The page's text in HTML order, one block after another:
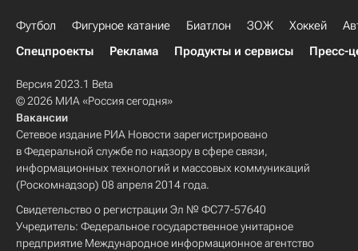
Футбол Фигурное катание Биатлон ЗОЖ Хоккей
Спецпроекты
Реклама Продукты и сервисы Пресс-
Версия 2023.1 Beta
© 2026 МИА «Россия сегодня»
Вакансии
Сетевое издание РИА Новости зарегистрировано
в Федеральной службе по надзору в сфере связи,
информационных технологий и массовых коммуникаций
(Роскомнадзор) 08 апреля 2014 года.
Свидетельство о регистрации Эл № ФС77-57640
Учредитель: Федеральное государственное унитарное
предприятие Международное информационное агентство